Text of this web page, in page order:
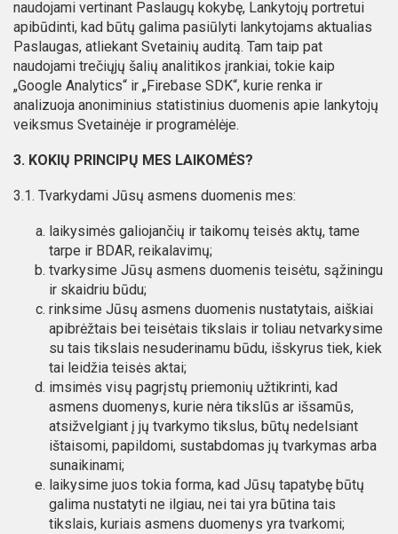
naudojami vertinant Paslaugų kokybę, Lankytojų portretui
apibūdinti, kad būtų galima pasiūlyti lankytojams aktualias
Paslaugas, atliekant Svetainių auditą. Tam taip pat
naudojami trečiųjų šalių analitikos įrankiai, tokie kaip
„Google Analytics“ ir „Firebase SDK“, kurie renka ir
analizuoja anoniminius statistinius duomenis apie lankytojų
veiksmus Svetainėje ir programėlėje.
3. KOKIŲ PRINCIPŲ MES LAIKOMĖS?
3.1. Tvarkydami Jūsų asmens duomenis mes:
laikysimės galiojančių ir taikomų teisės aktų, tame
tarpe ir BDAR, reikalavimų;
tvarkysime Jūsų asmens duomenis teisėtu, sąžiningu
ir skaidriu būdu;
rinksime Jūsų asmens duomenis nustatytais, aiškiai
apibrėžtais bei teisėtais tikslais ir toliau netvarkysime
su tais tikslais nesuderinamu būdu, išskyrus tiek, kiek
tai leidžia teisės aktai;
imsimės visų pagrįstų priemonių užtikrinti, kad
asmens duomenys, kurie nėra tikslūs ar išsamūs,
atsižvelgiant į jų tvarkymo tikslus, būtų nedelsiant
ištaisomi, papildomi, sustabdomas jų tvarkymas arba
sunaikinami;
laikysime juos tokia forma, kad Jūsų tapatybę būtų
galima nustatyti ne ilgiau, nei tai yra būtina tais
tikslais, kuriais asmens duomenys yra tvarkomi;